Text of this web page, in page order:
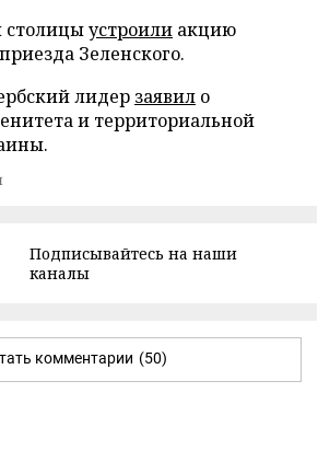
столицыустроили акцию
Зеленского.
лидер заявил о
и территориальной
Подписывайтесь на наши
каналы
комментарии (50)